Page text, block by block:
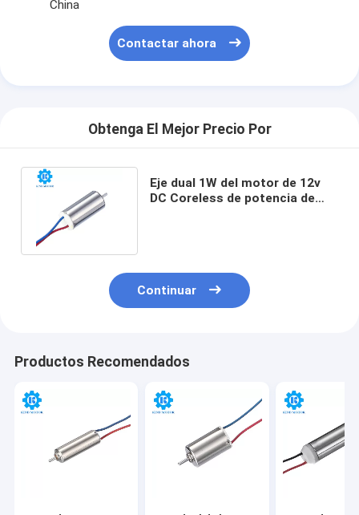
China
Contactar ahora
Obtenga El Mejor Precio Por
Eje dual 1W del motor de 12v
DC Coreless de potencia de
Continuar
Productos Recomendados